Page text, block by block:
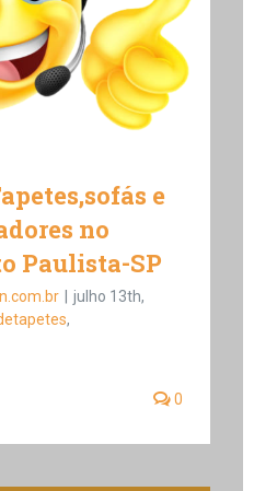
e
no
Paulista-SP
| julho 13th,
,
0